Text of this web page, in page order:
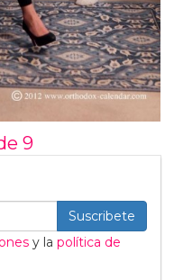
9
Suscribete
y la política de